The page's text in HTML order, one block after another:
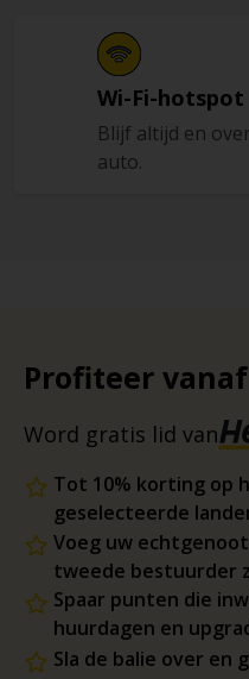
Wi-Fi-hotspot
Blijf altijd en
auto.
Profiteer
Word gratis lid van
Tot 10% korting op
geselecteerde
Voeg uw
tweede bestuurder
Spaar punten die
huurdagen en
Sla de balie over en